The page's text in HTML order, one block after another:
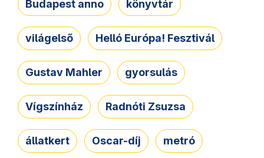
Budapest anno könyvtár
világelső Helló Európa! Fesztivál
Gustav Mahler gyorsulás
Vígszínház Radnóti Zsuzsa
állatkert Oscar-díj metró